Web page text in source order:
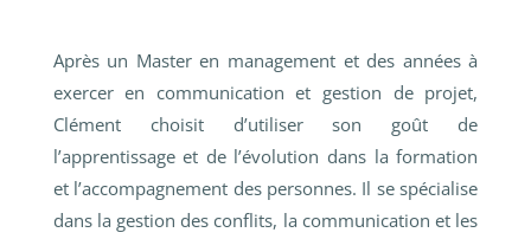
Après un Master en management et des années à
exercer en communication et gestion de projet,
Clément choisit d’utiliser son goût de
l’apprentissage et de l’évolution dans la formation
et l’accompagnement des personnes. Il se spécialise
dans la gestion des conflits, la communication et les